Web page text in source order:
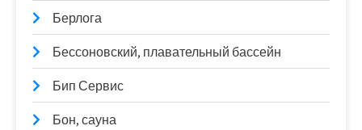
Берлога
Бессоновский, плавательный бассейн
Бип Сервис
Бон, сауна